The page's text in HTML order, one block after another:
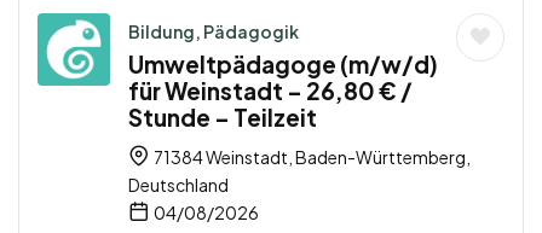
Bildung, Pädagogik
Umweltpädagoge (m/w/d)
für Weinstadt – 26,80 € /
Stunde – Teilzeit
71384 Weinstadt, Baden-Württemberg,
Deutschland
04/08/2026